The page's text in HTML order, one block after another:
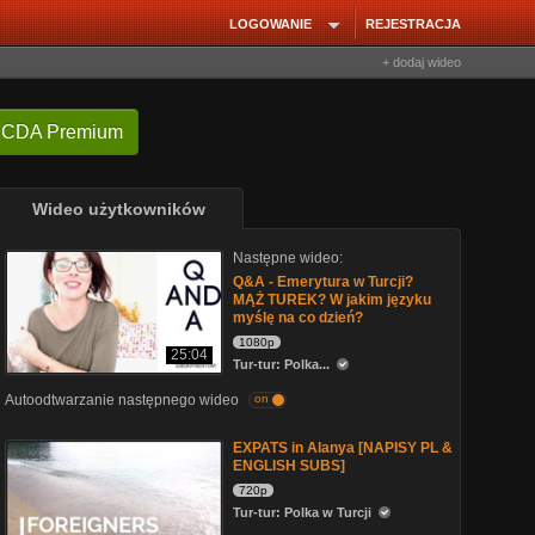
REJESTRACJA
LOGOWANIE
+ dodaj wideo
Premium
Wideo użytkowników
25:04
Następne wideo:
Q&A - Emerytura w Turcji?
MĄŻ TUREK? W jakim języku
myślę na co dzień?
1080p
Tur-tur: Polka...
Autoodtwarzanie następnego wideo on
EXPATS in Alanya [NAPISY PL &
ENGLISH SUBS]
720p
Tur-tur: Polka w Turcji